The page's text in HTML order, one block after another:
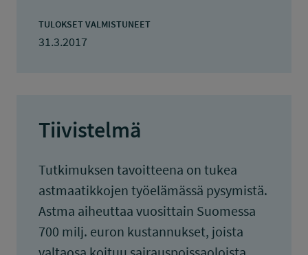
TULOKSET VALMISTUNEET
31.3.2017
Tiivistelmä
Tutkimuksen tavoitteena on tukea
astmaatikkojen työelämässä pysymistä.
Astma aiheuttaa vuosittain Suomessa
700 milj. euron kustannukset, joista